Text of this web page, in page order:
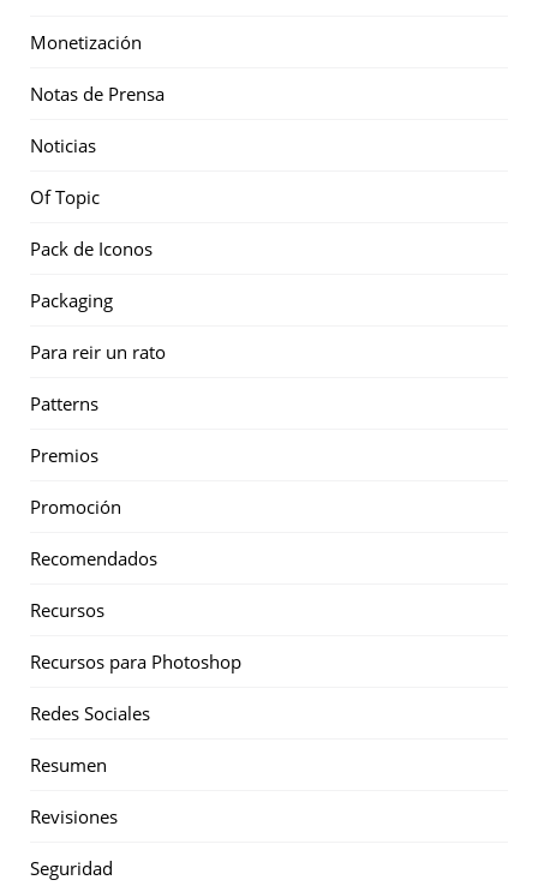
Monetización
Notas de Prensa
Noticias
Of Topic
Pack de Iconos
Packaging
Para reir un rato
Patterns
Premios
Promoción
Recomendados
Recursos
Recursos para Photoshop
Redes Sociales
Resumen
Revisiones
Seguridad